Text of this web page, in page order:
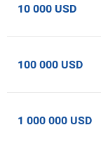
10 000 USD
100 000 USD
1 000 000 USD